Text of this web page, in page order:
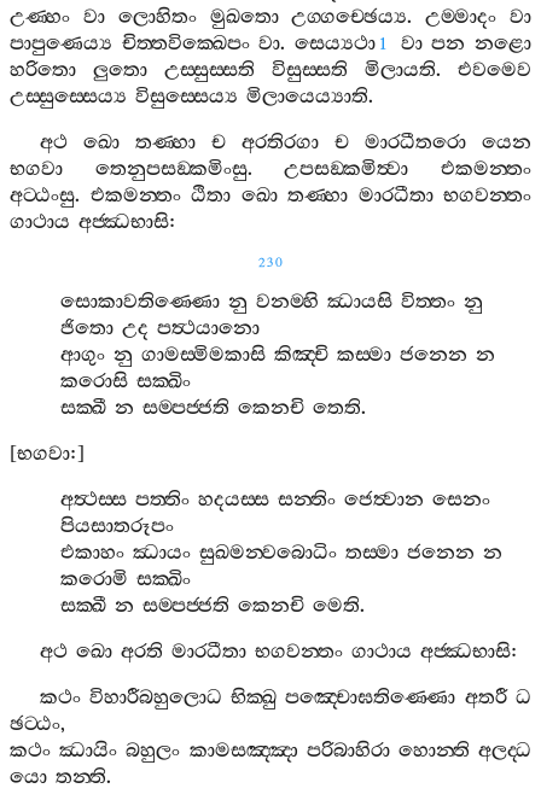
උණ‍්හං වා ලොහිතං මුඛතො උග‍්ගච‍්ඡෙය්‍ය.උම‍්මාදං වා
පාපුණෙය්‍ය චිත‍්තවික‍්ඛෙපං වා.සෙය්‍යථා 1 වා පන නළො
හරිතො
ලුතො උස‍්සුස‍්සති විසුස‍්සති මිලායති. එවමෙව
උස‍්සුස‍්සෙය්‍ය විසුස‍්සෙය්‍ය මිලායෙය්‍යාති.
අථ
ඛො තණ‍්හා ච අරතිරගා ච මාරධීතරො
යෙන
භගවා
තෙනුපසඞ‍්කමිංසු.උපසඞ‍්කමිත්‍වා
එකමන‍්තං
අට‍්ඨංසු. එකමන‍්තං ඨිතා ඛො තණ‍්හා මාරධීතා භගවන‍්තං
ගාථාය අජ‍්ඣභාසි:
230
සොකාවතිණ‍්ණො නු වනම‍්හි ඣායසි විත‍්තං නු
ජිතො උද පත්‍ථයානො
ආගුං නු ගාමස‍්මිමකාසි කිඤ‍්චි කස‍්මා ජනෙන න
කරොසි සක‍්ඛිං
සක‍්ඛී න සම‍්පජ‍්ජති කෙනචි තෙති.
[භගවා:]
අත්‍ථස‍්ස පත‍්තිං හදයස‍්ස සන‍්තිං ජෙත්‍වාන සෙනං
පියසාතරූපං
එකාහං ඣායං සුඛමන‍්වබොධිං තස‍්මා ජනෙන න
කරොමි සක‍්ඛිං
සක‍්ඛී න සම‍්පජ‍්ජති කෙනචි මෙති.
අථ ඛො අරති මාරධීතා භගවන‍්තං ගාථාය අජ‍්ඣභාසි:
කථං විහාරීබහුලොධ භික‍්ඛු පඤ‍්චොඝතිණ‍්ණො අතරී ධ
ඡට‍්ඨං,
කථං ඣායිං බහුලං කාමසඤ‍්ඤා පරිබාහිරා හොන‍්ති අලද‍්ධ
යො තන‍්ති.